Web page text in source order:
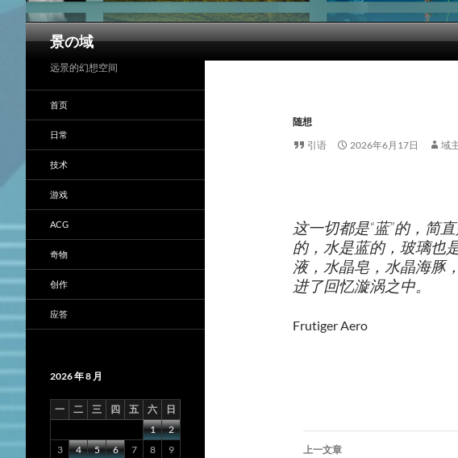
景の域
搜
随想
引语
2026年6月17日 域
这一切都是“蓝”的，简
的，水是蓝的，玻璃也
液，水晶皂，水晶海豚
进了回忆漩涡之中。
Frutiger Aero
文
上一文章
远景的幻想空间
首页
日常
技术
游戏
ACG
奇物
创作
应答
2026 年 8 月
一 二 三 四 五 六
日
1
2
3
4 5 6 7 8
9